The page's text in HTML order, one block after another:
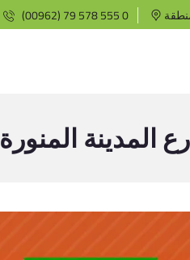
(00962) 79 578 555 0
المدينة المنورة